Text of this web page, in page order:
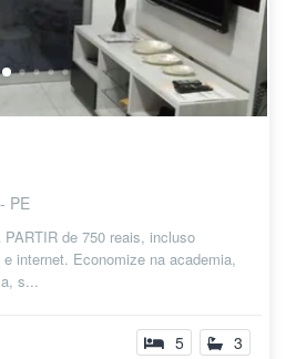
PE
de 750 reais, incluso
internet. Economize na academia,
s...
5 3